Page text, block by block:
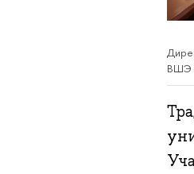
ВШЭ